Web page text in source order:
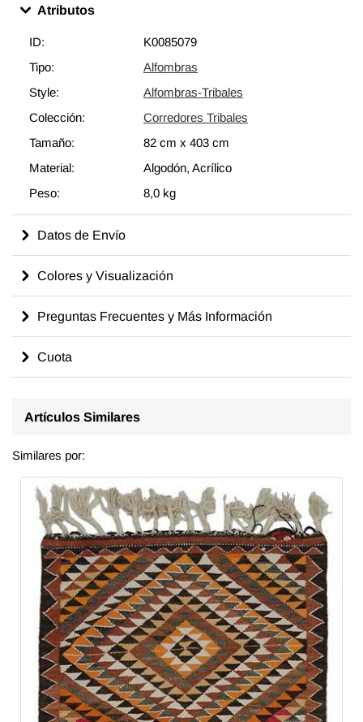
Atributos
ID:
K0085079
Tipo:
Alfombras
Style:
Alfombras-Tribales
Colección:
Corredores Tribales
Tamaño:
82 cm x 403 cm
Material:
Algodón, Acrílico
Peso:
8,0 kg
Datos de Envío
Colores y Visualización
Preguntas Frecuentes y Más Información
Cuota
Artículos Similares
Similares por: